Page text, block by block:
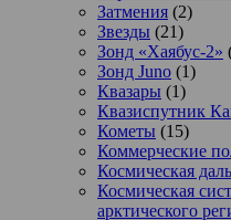
Затмения (2)
Звезды (21)
Зонд «Хаябус-2»
Зонд Juno (1)
Квазары (1)
Квазиспутник
Кометы (15)
Коммерческие
Космическая
Космическая
арктического